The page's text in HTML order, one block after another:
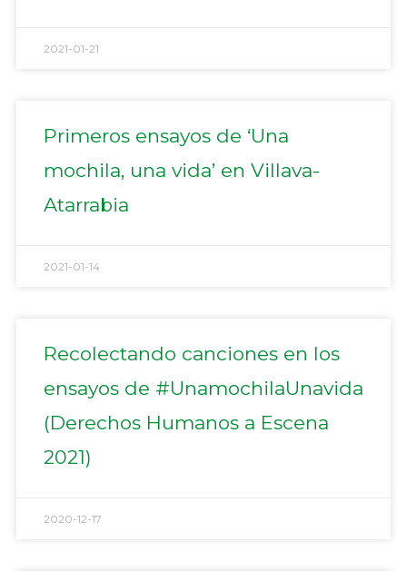
2021-01-21
Primeros ensayos de ‘Una
mochila, una vida’ en Villava-
Atarrabia
2021-01-14
Recolectando canciones en los
ensayos de #UnamochilaUnavida
(Derechos Humanos a Escena
2021)
2020-12-17